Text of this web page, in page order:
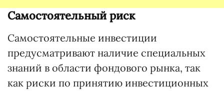
Самостоятельный риск
Самостоятельные инвестиции
предусматривают наличие специальных
знаний в области фондового рынка, так
как риски по принятию инвестиционных